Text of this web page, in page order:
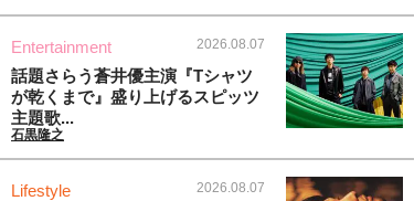
Entertainment 2026.08.07
話題さらう蒼井優主演『Tシャツ
が乾くまで』盛り上げるスピッツ
主題歌...
石黒隆之
Lifestyle 2026.08.07